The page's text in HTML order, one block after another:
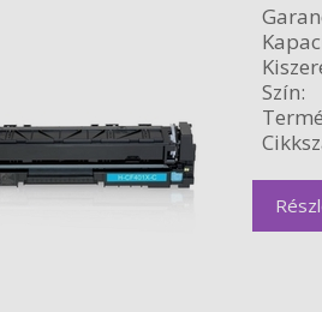
Szín: